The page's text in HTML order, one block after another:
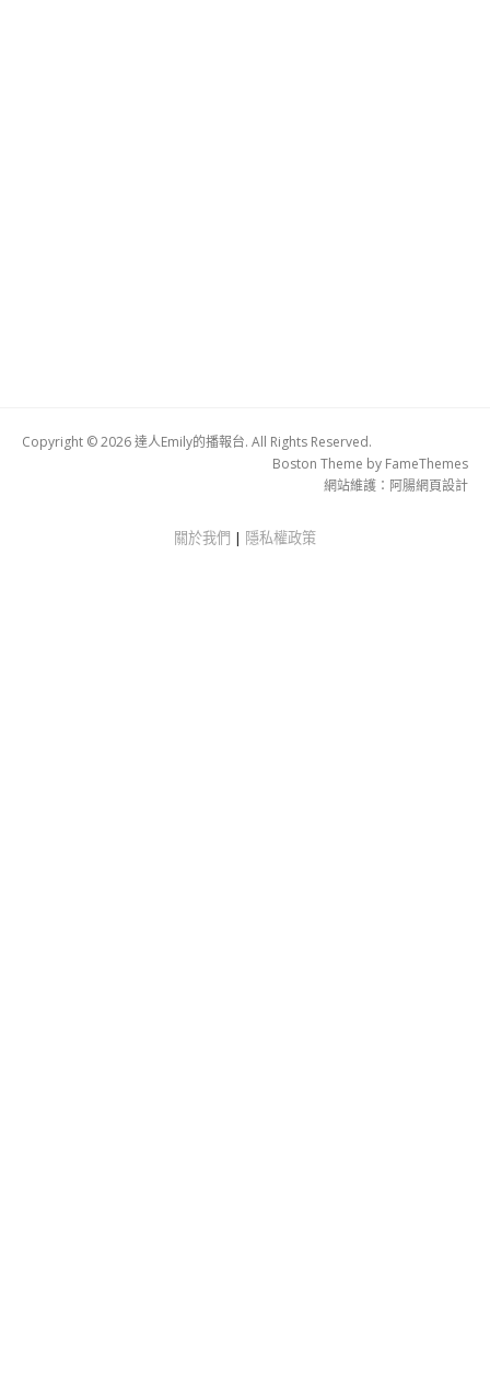
Copyright © 2026 達人Emily的播報台. All Rights Reserved.
Boston Theme by FameThemes
網站維護： 阿腸網頁設計
關於我們 | 隱私權政策